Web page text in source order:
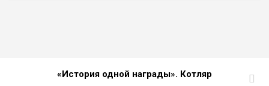
«История одной награды». Котляр